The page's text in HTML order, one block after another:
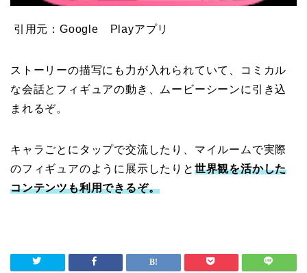
引用元：Google Playアプリ
ストーリーの描写にも力が入れられていて、コミカル
な会話とフィギュアの動き、ムービーシーンに引き込
まれるぞ。
キャラごとにタップで交流したり、マイルームで実際
のフィギュアのように展示したりと 世界観を活かした
コンテンツも利用できるぞ。